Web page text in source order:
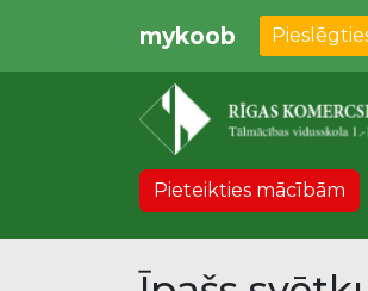
mykoob
Pieteikties mācībām